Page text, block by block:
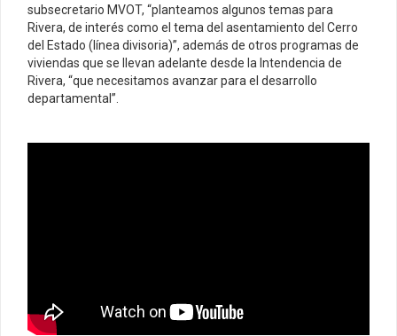
subsecretario MVOT, “planteamos algunos temas para
Rivera, de interés como el tema del asentamiento del Cerro
del Estado (línea divisoria)”, además de otros programas de
viviendas que se llevan adelante desde la Intendencia de
Rivera, “que necesitamos avanzar para el desarrollo
departamental”.